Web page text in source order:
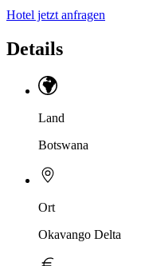
Hotel jetzt anfragen
Details
Land
Botswana
Ort
Okavango Delta